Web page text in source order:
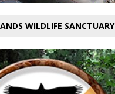
WILDLIFE SANCTUARY